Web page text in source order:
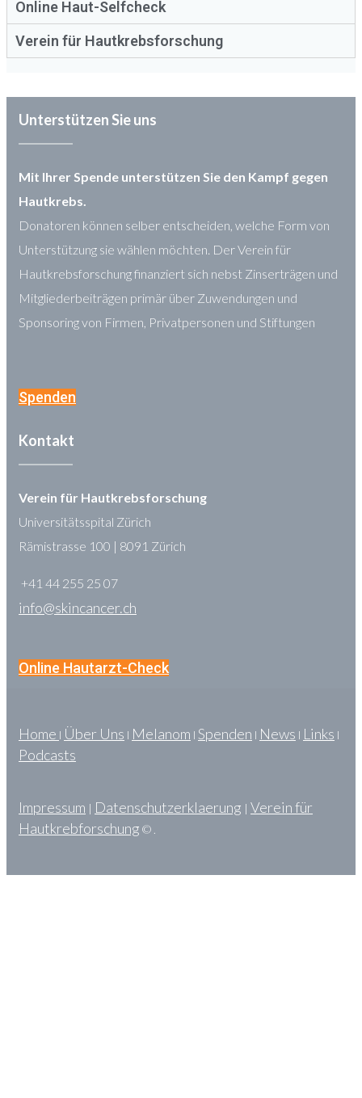
Online Haut-Selfcheck
Verein für Hautkrebsforschung
Unterstützen Sie uns
Mit Ihrer Spende unterstützen Sie den Kampf gegen
Hautkrebs.
Donatoren können selber entscheiden, welche Form von
Unterstützung sie wählen möchten. Der Verein für
Hautkrebsforschung finanziert sich nebst Zinserträgen und
Mitgliederbeiträgen primär über Zuwendungen und
Sponsoring von Firmen, Privatpersonen und Stiftungen
Spenden
Kontakt
Verein für Hautkrebsforschung
Universitätsspital Zürich
Rämistrasse 100 | 8091 Zürich
+41 44 255 25 07
info@skincancer.ch
Online Hautarzt-Check
Home l Über Uns l Melanom l Spenden l News l Links l
Podcasts
Impressum | Datenschutzerklaerung | Verein für
Hautkrebforschung © .